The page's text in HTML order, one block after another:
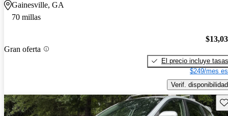
Gainesville, GA
70 millas
Gran oferta
El precio incluye tasas
$249/mes
Verif. disponibilidad